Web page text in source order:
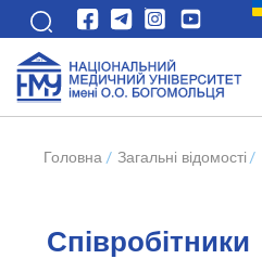
Головна / Загальні відомості /
Співробітники